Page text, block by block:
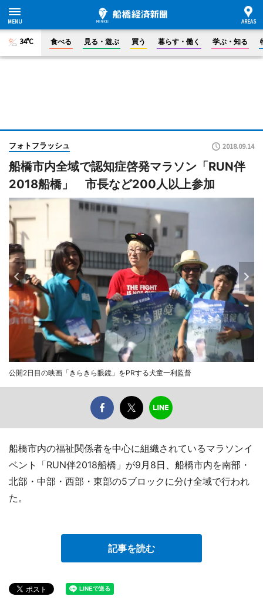
34°C 食べる 見る・遊ぶ 買う 暮らす・働く 学ぶ・知る
フォトフラッシュ 2018.09.14
船橋市内全域で認知症啓発マラソン「RUN伴
2018船橋」 市長など200人以上参加
公開2日目の映画「きらきら眼鏡」をPRする犬童一利監督
船橋市内の福祉関係者を中心に組織されているマラソンイ
ベント「RUN伴2018船橋」が9月8日、船橋市内を南部・
北部・中部・西部・東部の5ブロックに分け全域で行われ
た。
記事を読む